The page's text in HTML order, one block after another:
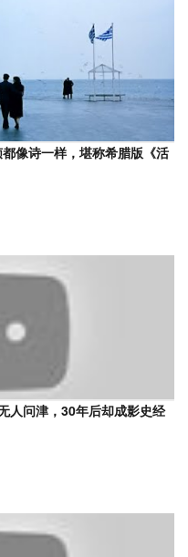
像诗一样，堪称希腊版《活
人问津，30年后却成影史经